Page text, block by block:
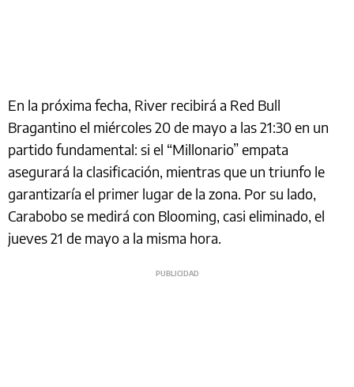
En la próxima fecha, River recibirá a Red Bull
Bragantino el miércoles 20 de mayo a las 21:30 en un
partido fundamental: si el “Millonario” empata
asegurará la clasificación, mientras que un triunfo le
garantizaría el primer lugar de la zona. Por su lado,
Carabobo se medirá con Blooming, casi eliminado, el
jueves 21 de mayo a la misma hora.